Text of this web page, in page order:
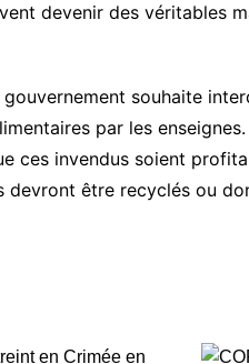
devenir des véritables
souhaite
par les
ces invendus soient
être recyclés ou